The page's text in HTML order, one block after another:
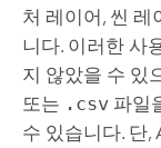
처 레이어, 씬
니다. 이러한 사
지 않았을 수 있
또는 .csv파일
수 있습니다. 단,